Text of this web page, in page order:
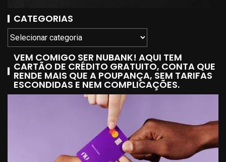
CATEGORIAS
VEM COMIGO SER NUBANK! AQUI TEM
CARTÃO DE CRÉDITO GRATUITO, CONTA QUE
RENDE MAIS QUE A POUPANÇA, SEM TARIFAS
ESCONDIDAS E NEM COMPLICAÇÕES.